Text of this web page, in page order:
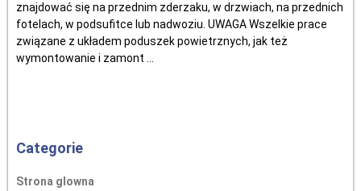
znajdować się na przednim zderzaku, w drzwiach, na przednich
fotelach, w podsufitce lub nadwoziu. UWAGA Wszelkie prace
związane z układem poduszek powietrznych, jak też
wymontowanie i zamont ...
Categorie
Strona glowna